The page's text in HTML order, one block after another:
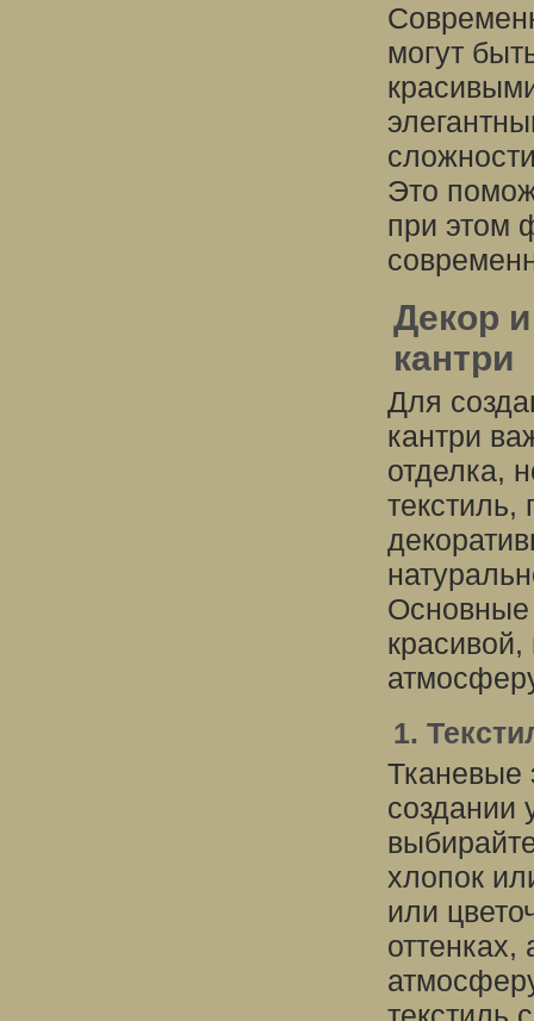
могут
Это
при этом
Декор
кантри
Для
кантри
отделка,
Основные
1.
Тканевые
создании
хлопок
или
оттенках,